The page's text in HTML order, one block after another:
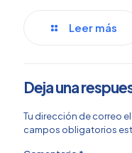
Leer más
Deja una
Tu dirección de correo
campos obligatorios